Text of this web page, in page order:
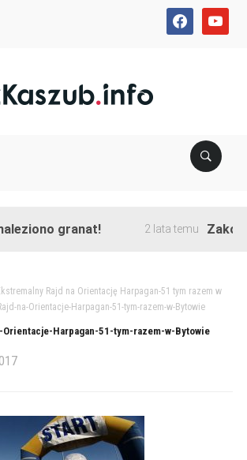
facebookyoutube
granat! 2 lata temu
Rajd na Orientację Harpagan-51 tym razem w
na-Orientacje-Harpagan-51-tym-razem-w-Bytowie
Orientacje-Harpagan-51-tym-razem-w-Bytowie